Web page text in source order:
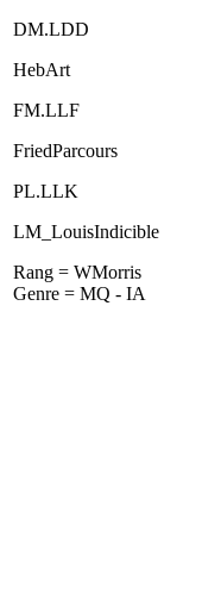
DM.LDD
HebArt
FM.LLF
FriedParcours
PL.LLK
LM_LouisIndicible
Rang = WMorris
Genre = MQ - IA